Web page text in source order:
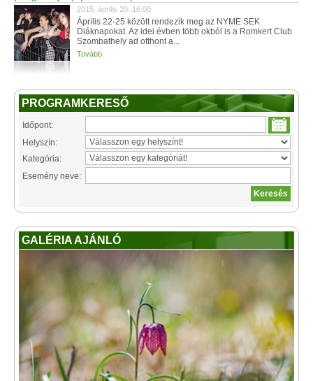
2015. április 20. 16:00
Április 22-25 között rendezik meg az NYME SEK
Diáknapokat. Az idei évben több okból is a Romkert Club
Szombathely ad otthont a...
Tovább
PROGRAMKERESŐ
Időpont:
Helyszín:
Kategória:
Esemény neve:
GALÉRIA AJÁNLÓ